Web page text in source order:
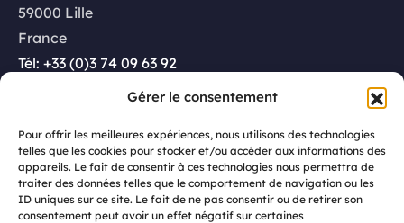
Gérer le consentement
Pour offrir les meilleures expériences, nous utilisons des technologies
telles que les cookies pour stocker et/ou accéder aux informations des
appareils. Le fait de consentir à ces technologies nous permettra de
traiter des données telles que le comportement de navigation ou les
ID uniques sur ce site. Le fait de ne pas consentir ou de retirer son
consentement peut avoir un effet négatif sur certaines
59000 Lille
France
Tél: +33 (0)3 74 09 63 92
Rue Glesener 21
1631 Luxembourg